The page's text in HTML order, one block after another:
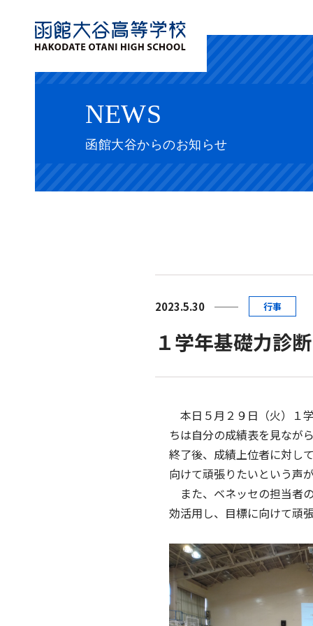
NEWS
函館大谷からのお知らせ
2023.5.30 行事
１学年基礎力診
本日５月２９日（火）１
ちは自分の成績表を見なが
終了後、成績上位者に対し
向けて頑張りたいという声
また、ベネッセの担当者
効活用し、目標に向けて頑